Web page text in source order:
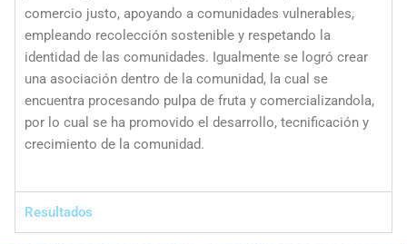
comercio justo, apoyando a comunidades vulnerables,
empleando recolección sostenible y respetando la
identidad de las comunidades. Igualmente se logró crear
una asociación dentro de la comunidad, la cual se
encuentra procesando pulpa de fruta y comercializandola,
por lo cual se ha promovido el desarrollo, tecnificación y
crecimiento de la comunidad.
Resultados